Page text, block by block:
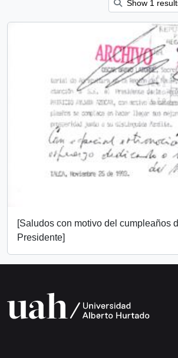
Show 1
[Saludos con motivo del cumpleaños
Presidente]